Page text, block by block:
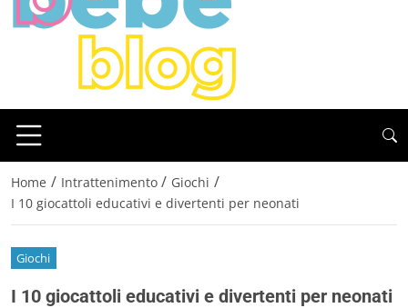
Home / Intrattenimento / Giochi /
I 10 giocattoli educativi e divertenti per neonati
Giochi
I 10 giocattoli educativi e divertenti per neonati